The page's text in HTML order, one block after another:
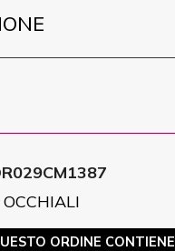
ORDINE CONTIENE